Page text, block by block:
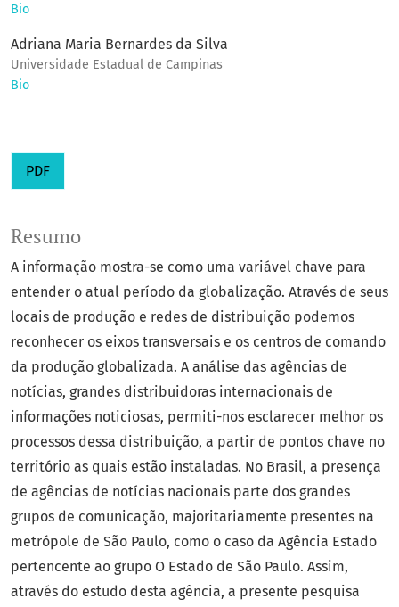
Bio
Adriana Maria Bernardes da Silva
Universidade Estadual de Campinas
Bio
PDF
Resumo
A informação mostra-se como uma variável chave para
entender o atual período da globalização. Através de seus
locais de produção e redes de distribuição podemos
reconhecer os eixos transversais e os centros de comando
da produção globalizada. A análise das agências de
notícias, grandes distribuidoras internacionais de
informações noticiosas, permiti-nos esclarecer melhor os
processos dessa distribuição, a partir de pontos chave no
território as quais estão instaladas. No Brasil, a presença
de agências de notícias nacionais parte dos grandes
grupos de comunicação, majoritariamente presentes na
metrópole de São Paulo, como o caso da Agência Estado
pertencente ao grupo O Estado de São Paulo. Assim,
através do estudo desta agência, a presente pesquisa